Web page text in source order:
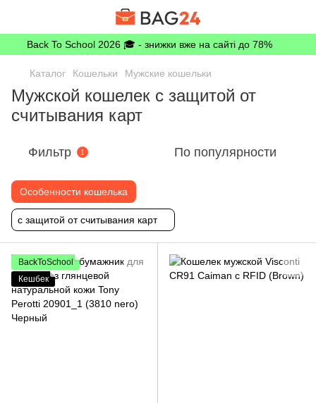
Back To School 2026 🎓 - знижки вже на сайті до 78%
Каталог Кошельки Мужские кошельки
Мужской кошелек с защитой от
считывания карт
Фильтр 1 По популярности
Особенности кошелька
с защитой от считывания карт
BackToSchool
Кешбек